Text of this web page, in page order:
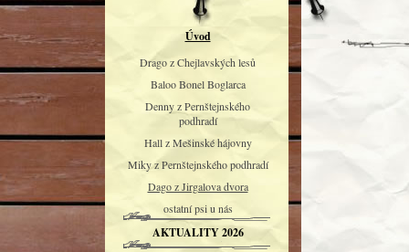
Úvod
Drago z Chejlavských lesů
Baloo Bonel Boglarca
Denny z Pernštejnského
podhradí
Hall z Mešinské hájovny
Miky z Pernštejnského podhradí
Dago z Jirgalova dvora
ostatní psi u nás
AKTUALITY 2026